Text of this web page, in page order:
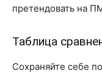
претендовать на
Таблица
Сохраняйте себе